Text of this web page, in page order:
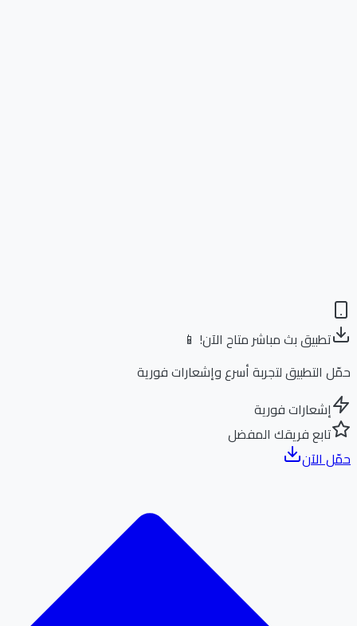
تطبيق بث مباشر متاح الآن! 📱
التطبيق لتجربة أسرع وإشعارات فورية
إشعارات فورية
تابع فريقك المفضل
الآن